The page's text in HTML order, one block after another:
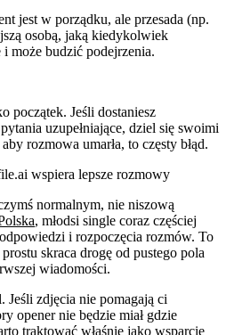
jest w porządku, ale przesada (np.
osobą, jaką kiedykolwiek
może budzić podejrzenia.
początek. Jeśli dostaniesz
uzupełniające, dziel się swoimi
rozmowa umarła, to częsty błąd.
wspiera lepsze rozmowy
normalnym, nie niszową
, młodsi single coraz częściej
i rozpoczęcia rozmów. To
skraca drogę od pustego pola
wiadomości.
zdjęcia nie pomagają ci
opener nie będzie miał gdzie
traktować właśnie jako wsparcie